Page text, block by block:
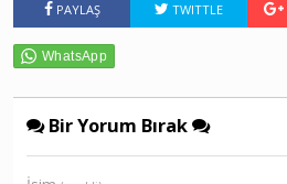
PAYLAŞ TWITTLE
Bir Yorum Bırak